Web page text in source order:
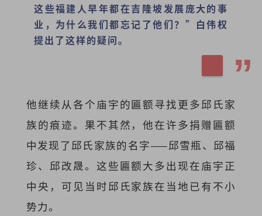
这些福建人早年都在吉隆坡发展庞大的事
业，为什么我们都忘记了他们？ ”白伟权
提出了这样的疑问。
他继续从各个庙宇的匾额寻找更多邱氏家
族的痕迹。果不其然，他在许多捐赠匾额
中发现了邱氏家族的名字——邱雪瓶、邱福
珍、邱改晟。这些匾额大多出现在庙宇正
中央，可见当时邱氏家族在当地已有不小
势力。